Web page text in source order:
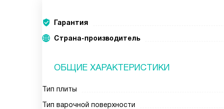
Гарантия
Страна-производитель
ОБЩИЕ ХАРАКТЕРИСТИКИ
Тип плиты
Тип варочной поверхности